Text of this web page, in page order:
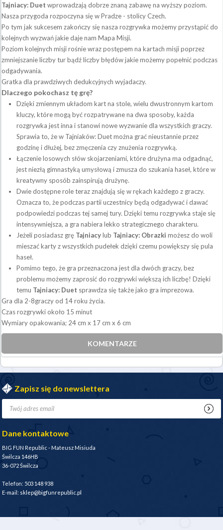
Tajniacy: Duet wprowadzają dobrze znaną zabawę na wyższy poziom.
Nasza przygoda rozpoczyna się w Pradze - stolicy Czech.
Po tym jak sukcesem zakończy się nasza rozgrywka możemy przystąpić do
kolejnych wyzwań jakie daje nam Mapa Misji.
Poziom kolejnych misji rośnie wraz postępem na kartach misji poprzez
zmniejszanie liczby tur bądź liczby błędów jakie możemy popełnić podczas
odgadywania.
Gratka dla prawdziwych dedukcyjnych wyjadaczy.
Dlaczego pokochasz tę grę?
Dzięki zmiennym układom kart na stole, wielu dwustronnym kartom
kluczy, które mogą być rozpatrywane na dwa sposoby, każda
rozgrywka jest inna i stanowi nowe wyzwanie dla wszystkich graczy.
Sprawia to, że w Tajniaków: Duet można grać nieustannie przez
godzinę i dłużej, bez zmęczenia czy znużenia rozgrywką.
Łączenie losowych słów skojarzeniami, które drużyna ma odgadnąć,
jest niezłą gimnastyką umysłową i zmusza do szukania haseł, które w
kreatywny sposób zainspirują drużynę.
Dwie dostępne role teraz znajdują się w rękach każdego z graczy.
Oznacza to, że podczas partii uczestnicy będą odgadywać i dawać
podpowiedzi podczas tej samej tury. Dzięki temu rozgrywka staje się
intensywniejsza, a gra nabiera lekko strategicznego charakteru.
Jeżeli posiadasz grę Tajniacylub Tajniacy: Obrazki możesz do woli
mieszać karty z wszystkich pudełek dzięki czemu powiększy się pula
haseł.
Pomimo tego, że gra przeznaczona jest dla dwóch graczy, bez
problemu możemy zaprosić do rozgrywki większą ich liczbę! Dzięki
temu Tajniacy: Duet sprawdza się także jako gra imprezowa.
Gra dla 2-8graczy od 14 roku życia.
Czas rozgrywki około 15 minut
Wymiary opakowania; 24 cm x 17 cm x 6 cm
KOMENTARZE
Zapisz się do newslettera
Dane kontaktowe
BIG FUN Republic - Mateusz Misiuda
Świlcza 146HB
36-072 Świlcza
Telefon: 503 148 938
E-mail: sklep@bigfunrepublic.pl